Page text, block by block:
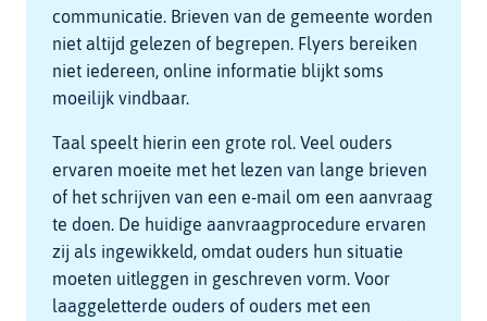
communicatie. Brieven van de gemeente worden
niet altijd gelezen of begrepen. Flyers bereiken
niet iedereen, online informatie blijkt soms
moeilijk vindbaar.
Taal speelt hierin een grote rol. Veel ouders
ervaren moeite met het lezen van lange brieven
of het schrijven van een e-mail om een aanvraag
te doen. De huidige aanvraagprocedure ervaren
zij als ingewikkeld, omdat ouders hun situatie
moeten uitleggen in geschreven vorm. Voor
laaggeletterde ouders of ouders met een